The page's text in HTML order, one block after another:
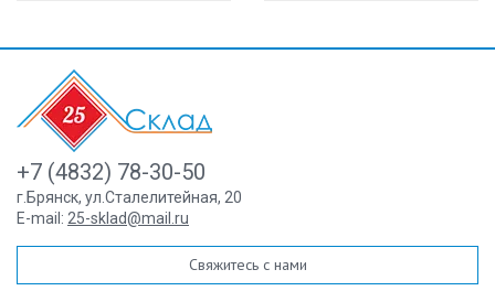
+7 (4832) 78-30-50
г.Брянск, ул.Сталелитейная, 20
E-mail: 25-sklad@mail.ru
Свяжитесь с нами